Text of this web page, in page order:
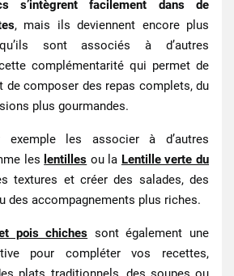
s’intègrent facilement dans de
, mais ils deviennent encore plus
sont associés à d’autres
complémentarité qui permet de
de composer des repas complets, du
plus gourmandes.
exemple les associer à d’autres
les lentilles ou la Lentille verte du
textures et créer des salades, des
des accompagnements plus riches.
pois chiches sont également une
pour compléter vos recettes,